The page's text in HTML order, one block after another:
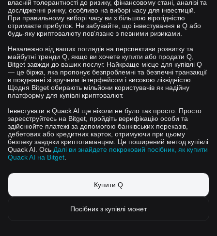
власній толерантності до ризику, фінансовому стані, аналізі та
дослідженні ринку, особливо на виборі часу для інвестицій.
При правильному виборі часу ви з більшою вірогідністю
отримаєте прибуток. Не забувайте, що інвестування в Q або
будь-яку криптовалюту повʼязане з певними ризиками.
Незалежно від ваших поглядів на перспективи розвитку та
майбутні тренди Q, якщо ви хочете купити або продати Q,
Bitget завжди до ваших послуг. Найкраще місце для купівлі Q
— це біржа, яка пропонує безпроблемні та безпечні транзакції
в поєднанні зі зручним інтерфейсом і високою ліквідністю.
Щодня Bitget обирають мільйони користувачів як надійну
платформу для купівлі криптовалют.
Інвестувати в Quack AI ще ніколи не було так просто. Просто
зареєструйтесь на Bitget, пройдіть верифікацію особи та
здійснюйте платежі за допомогою банківських переказів,
дебетових або кредитних карток, отримуючи при цьому
безпеку завдяки криптогаманцям. Це поширений метод купівлі
Quack AI. Ось Далі ви знайдете покроковий посібник, як купити
Quack AI на Bitget
Купити Q
Посібник з купівлі монет